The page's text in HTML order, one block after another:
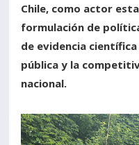
Chile, como actor
formulación de
de evidencia
pública y la
nacional.